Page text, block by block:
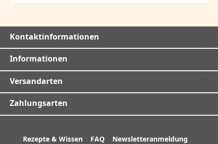
Kontaktinformationen
Informationen
Versandarten
Zahlungsarten
Rezepte & Wissen FAQ
Newsletteranmeldung